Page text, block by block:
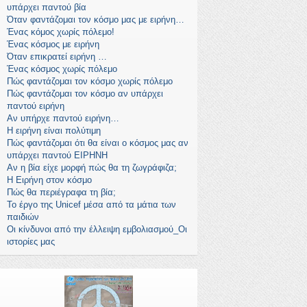
υπάρχει παντού βία
Όταν φαντάζομαι τον κόσμο μας με ειρήνη…
Ένας κόμος χωρίς πόλεμο!
Ένας κόσμος με ειρήνη
Όταν επικρατεί ειρήνη …
Ένας κόσμος χωρίς πόλεμο
Πώς φαντάζομαι τον κόσμο χωρίς πόλεμο
Πώς φαντάζομαι τον κόσμο αν υπάρχει
παντού ειρήνη
Αν υπήρχε παντού ειρήνη…
Η ειρήνη είναι πολύτιμη
Πώς φαντάζομαι ότι θα είναι ο κόσμος μας αν
υπάρχει παντού ΕΙΡΗΝΗ
Αν η βία είχε μορφή πώς θα τη ζωγράφιζα;
Η Ειρήνη στον κόσμο
Πώς θα περιέγραφα τη βία;
Το έργο της Unicef μέσα από τα μάτια των
παιδιών
Οι κίνδυνοι από την έλλειψη εμβολιασμού_Οι
ιστορίες μας